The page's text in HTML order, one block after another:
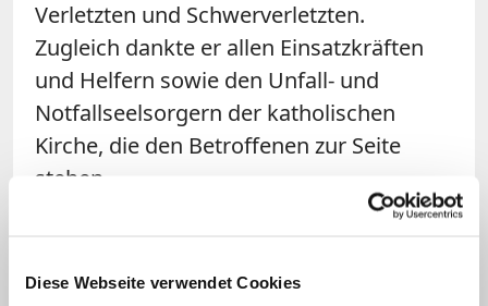
Diese Webseite verwendet Cookies
Verletzten und Schwerverletzten.
Zugleich dankte er allen Einsatzkräften
und Helfern sowie den Unfall- und
Notfallseelsorgern der katholischen
Kirche, die den Betroffenen zur Seite
stehen.
Sonntagabend auf der Bahnstrecke